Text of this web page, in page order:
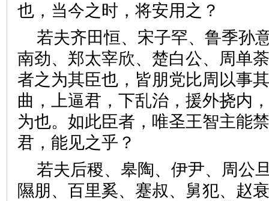
也，当今之时，将安用之？
若夫齐田恒、宋子罕、鲁季孙
南劲、郑太宰欣、楚白公、周单
者之为其臣也，皆朋党比周以事
曲，上逼君，下乱治，援外挠内
为也。如此臣者，唯圣王智主能
君，能见之乎？
若夫后稷、皋陶、伊尹、周公
隰朋、百里奚、蹇叔、舅犯、赵